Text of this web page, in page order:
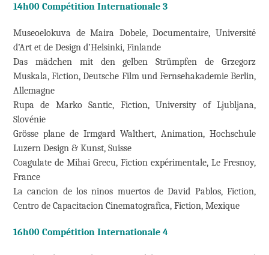
14h00 Compétition Internationale 3
Museoelokuva de Maira Dobele, Documentaire, Université
d’Art et de Design d’Helsinki, Finlande
Das mädchen mit den gelben Strümpfen de Grzegorz
Muskala, Fiction, Deutsche Film und Fernsehakademie Berlin,
Allemagne
Rupa de Marko Santic, Fiction, University of Ljubljana,
Slovénie
Grösse plane de Irmgard Walthert, Animation, Hochschule
Luzern Design & Kunst, Suisse
Coagulate de Mihai Grecu, Fiction expérimentale, Le Fresnoy,
France
La cancion de los ninos muertos de David Pablos, Fiction,
Centro de Capacitacion Cinematografica, Fiction, Mexique
16h00 Compétition Internationale 4